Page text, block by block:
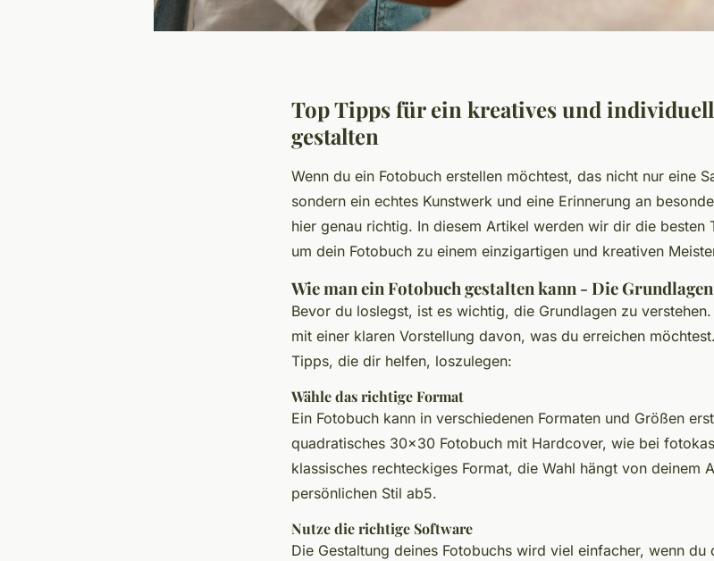
Top Tipps für ein kreatives und
gestalten
Wenn du ein Fotobuch erstellen möchtest, das nicht nur eine
sondern ein echtes Kunstwerk und eine Erinnerung an
hier genau richtig. In diesem Artikel werden wir dir die besten
um dein Fotobuch zu einem einzigartigen und kreativen
Wie man ein Fotobuch gestalten kann - Die Grundlagen
Bevor du loslegst, ist es wichtig, die Grundlagen zu
mit einer klaren Vorstellung davon, was du erreichen
Tipps, die dir helfen, loszulegen:
Wähle das richtige Format
Ein Fotobuch kann in verschiedenen Formaten und Größen
quadratisches 30×30 Fotobuch mit Hardcover, wie bei
klassisches rechteckiges Format, die Wahl hängt von deinem
persönlichen Stil ab5.
Nutze die richtige Software
Die Gestaltung deines Fotobuchs wird viel einfacher, wenn